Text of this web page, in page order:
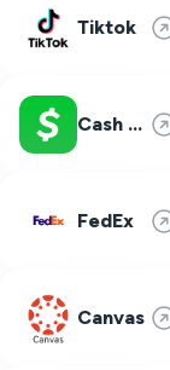
Tiktok
Cash App
FedEx
Canvas